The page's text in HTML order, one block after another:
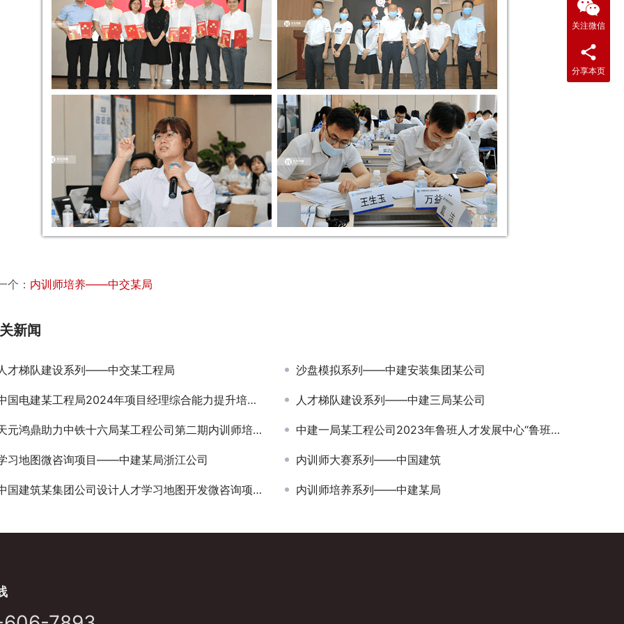
个： 内训师培养——中交某局
新闻
才梯队建设系列——中交某工程局 沙盘模拟系列——中建安装集团某公司
国电建某工程局2024年项目经理综合能力提升培训班 人才梯队建设系列——中建三局某公司
元鸿鼎助力中铁十六局某工程公司第二期内训师培训班顺利举办 中建一局某工程公司2023年鲁班人才发展中心“鲁班建匠”讲师认证
习地图微咨询项目——中建某局浙江公司 内训师大赛系列——中国建筑
国建筑某集团公司设计人才学习地图开发微咨询项目中国建筑某集团公司 内训师培养系列——中建某局
关注微信
分享本页